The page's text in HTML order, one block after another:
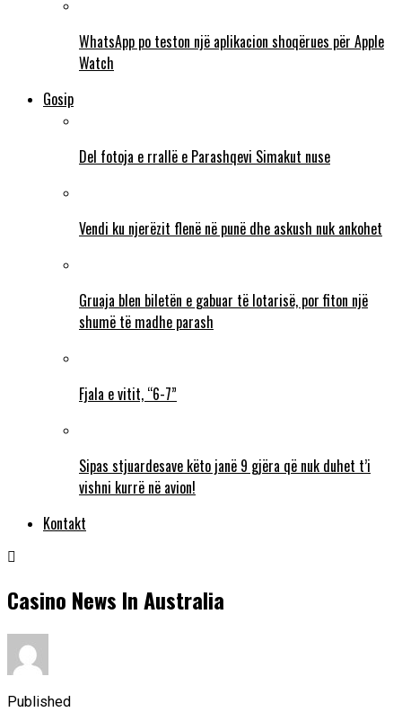
WhatsApp po teston një aplikacion shoqërues për Apple
Watch
Gosip
Del fotoja e rrallë e Parashqevi Simakut nuse
Vendi ku njerëzit flenë në punë dhe askush nuk ankohet
Gruaja blen biletën e gabuar të lotarisë, por fiton një
shumë të madhe parash
Fjala e vitit, “6-7”
Sipas stjuardesave këto janë 9 gjëra që nuk duhet t’i
vishni kurrë në avion!
Kontakt
Casino News In Australia
Published